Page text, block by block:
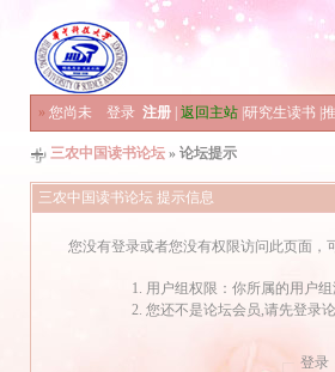
» 您尚未 登录 注册 返回主站 研究生读书
三农中国读书论坛 » 论坛提示
三农中国读书论坛 提示信息
您没有登录或者您没有权限访问此页面，
用户组权限：你所属的用户
您还不是论坛会员,请先登录
登录